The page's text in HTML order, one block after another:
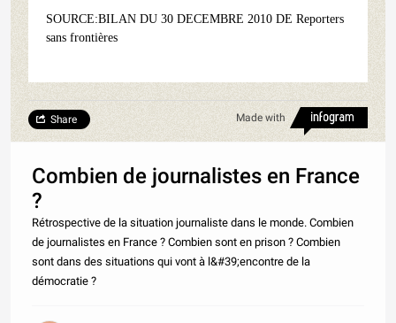
SOURCE:BILAN DU 30 DECEMBRE 2010 DE Reporters
sans frontières
Made with
Share
Combien de journalistes en France
?
Rétrospective de la situation journaliste dans le monde. Combien
de journalistes en France ? Combien sont en prison ? Combien
sont dans des situations qui vont à l&#39;encontre de la
démocratie ?